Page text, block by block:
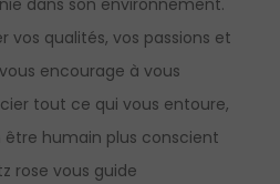
dans son environnement.
vos qualités, vos passions et
encourage à vous
tout ce qui vous entoure,
humain plus conscient
rose vous guide